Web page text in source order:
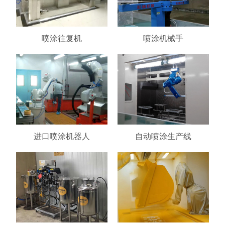
喷涂往复机 喷涂机械手
进口喷涂机器人 自动喷涂生产线